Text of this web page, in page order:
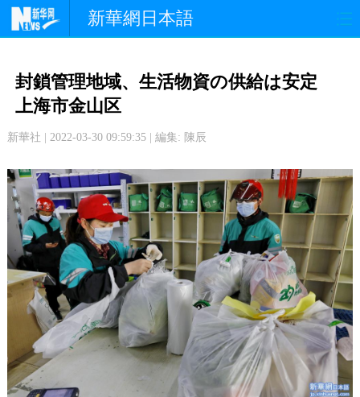
新華網日本語
文 化
中日交流 国 際
写 真
封鎖管理地域、生活物資の供給は安定
上海市金山区
新華社 | 2022-03-30 09:59:35 | 編集: 陳辰